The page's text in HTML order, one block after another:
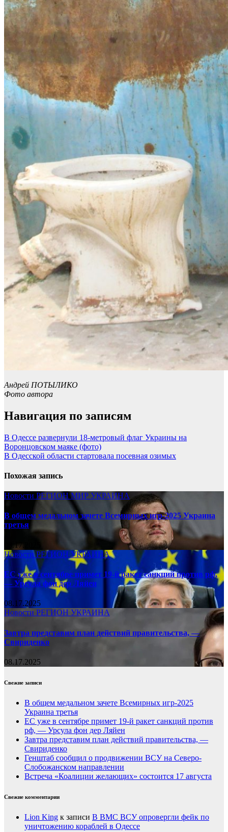
Андрей ПОТЫЛИКО
Фото автора
Навигация по записям
В Одессе развернули 18-метровый флаг Украины на
Воронцовском маяке (фото)
В Одесской области стартовала посевная озимых
Похожая запись
Новости РЕГИОНМИР УКРАИНА
В общем медальном зачете Всемирных игр-2025 Украина
третья
08.17.2025
НовостиРЕГИОНУКРАИНА
ЕС уже в сентябре примет 19-й ракет санкций против рф,
— Урсула фон дер Ляйен
08.17.2025
Новости РЕГИОН УКРАИНА
Завтра представим план действий правительства, —
Свириденко
08.17.2025
Свежие записи
В общем медальном зачете Всемирных игр-2025
Украина третья
ЕС уже в сентябре примет 19-й ракет санкций против
рф, — Урсула фон дер Ляйен
Завтра представим план действий правительства, —
Свириденко
Генштаб сообщил о продвижении ВСУ на Северо-
Слобожанском направлении
Встреча «Коалиции желающих» состоится 17 августа
Свежие комментарии
Lion King к записи В ВМС ВСУ опровергли фейк по
уничтожению кораблей в Одессе